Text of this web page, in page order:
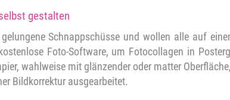
gestalten
Schnappschüsse und wollen alle auf
Foto-Software, um Fotocollagen in
wahlweise mit glänzender oder matter
Bildkorrektur ausgearbeitet.